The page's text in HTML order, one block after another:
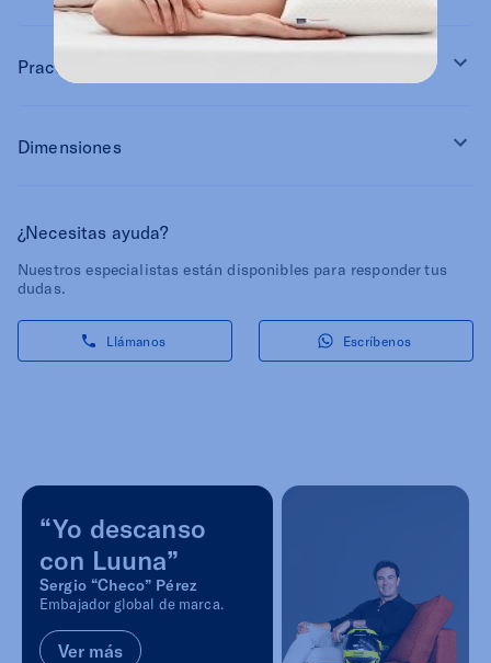
Practicidad
Dimensiones
¿Necesitas ayuda?
Nuestros especialistas están disponibles para responder tus
dudas.
Llámanos Escríbenos
“Yo descanso
con Luuna”
Sergio “Checo” Pérez
Embajador global de marca.
Ver más